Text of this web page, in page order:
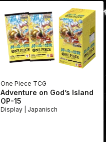
One Piece TCG
Adventure on God’s Island
OP-15
Display | Japanisch